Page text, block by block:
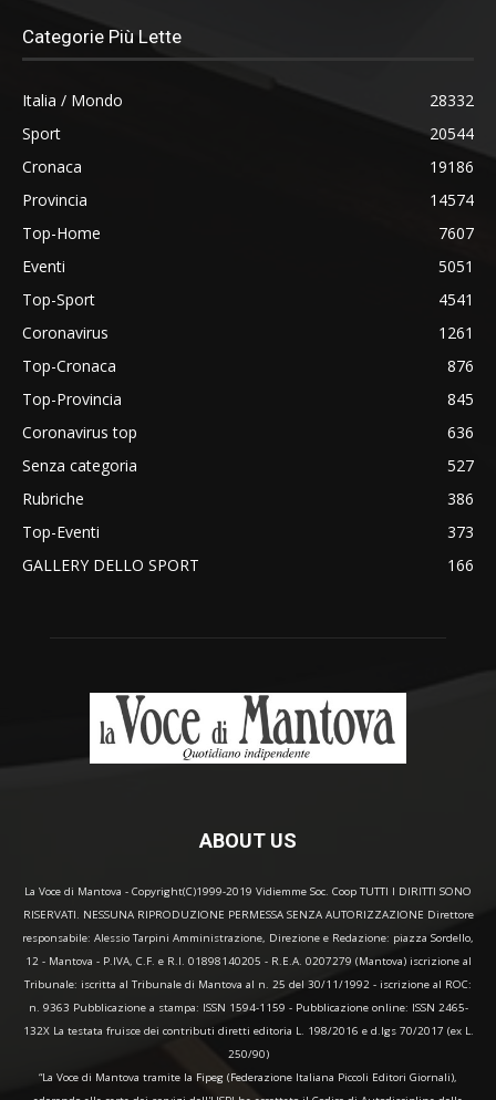
Categorie Più Lette
Italia / Mondo
28332
Sport
20544
Cronaca
19186
Provincia
14574
Top-Home
7607
Eventi
5051
Top-Sport
4541
Coronavirus
1261
Top-Cronaca
876
Top-Provincia
845
Coronavirus top
636
Senza categoria
527
Rubriche
386
Top-Eventi
373
GALLERY DELLO SPORT
166
ABOUT US
La Voce di Mantova - Copyright(C)1999-2019 Vidiemme Soc. Coop TUTTI I DIRITTI SONO
RISERVATI. NESSUNA RIPRODUZIONE PERMESSA SENZA AUTORIZZAZIONE Direttore
responsabile: Alessio Tarpini Amministrazione, Direzione e Redazione: piazza Sordello,
12 - Mantova - P.IVA, C.F. e R.I. 01898140205 - R.E.A. 0207279 (Mantova) iscrizione al
Tribunale: iscritta al Tribunale di Mantova al n. 25 del 30/11/1992 - iscrizione al ROC:
n. 9363 Pubblicazione a stampa: ISSN 1594-1159 - Pubblicazione online: ISSN 2465-
132X La testata fruisce dei contributi diretti editoria L. 198/2016 e d.lgs 70/2017 (ex L.
250/90)
“La Voce di Mantova tramite la Fipeg (Federazione Italiana Piccoli Editori Giornali),